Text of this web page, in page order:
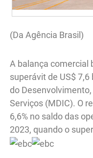
(Da Agência Brasil)
A balança comercial
superávit de US$
do
Serviços (MDIC). O
6,6% no saldo das
2023, quando o